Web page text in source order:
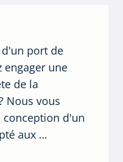
port de
engager une
de la
Nous vous
conception d'un
aux …